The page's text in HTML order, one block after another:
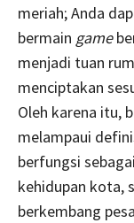
meriah; Anda
bermain game
menjadi tuan
menciptakan
Oleh karena itu,
melampaui
berfungsi
kehidupan kota,
berkembang